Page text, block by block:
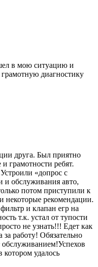
в мою ситуацию и
диагностику
друга. Был приятно
грамотности ребят.
«допрос с
и обслуживания авто,
потом приступили к
некоторые рекомендации.
и клапан егр на
т.к. устал от тупости
не узнать!!! Едет как
работу! Обязательно
обслуживанием!Успехов
удалось